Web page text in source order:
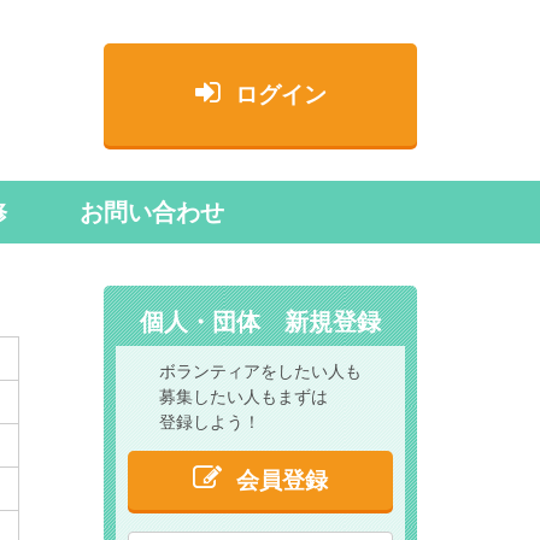
ログイン
お問い合わせ
個人・団体 新規登録
ボランティアをしたい人も
募集したい人もまずは
登録しよう！
会員登録